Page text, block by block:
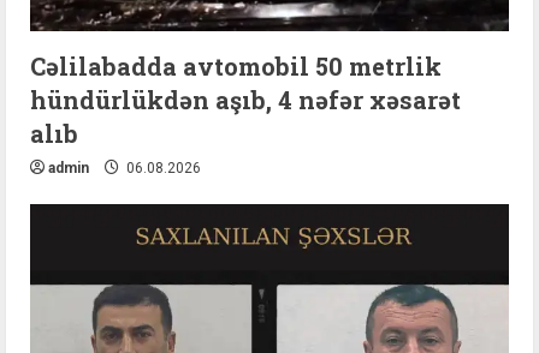
Cəlilabadda avtomobil 50 metrlik
hündürlükdən aşıb, 4 nəfər xəsarət
alıb
admin 06.08.2026